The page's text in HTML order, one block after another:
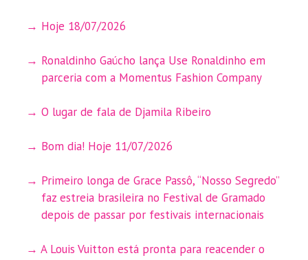
Hoje 18/07/2026
Ronaldinho Gaúcho lança Use Ronaldinho em
parceria com a Momentus Fashion Company
O lugar de fala de Djamila Ribeiro
Bom dia! Hoje 11/07/2026
Primeiro longa de Grace Passô, “Nosso Segredo”
faz estreia brasileira no Festival de Gramado
depois de passar por festivais internacionais
A Louis Vuitton está pronta para reacender o